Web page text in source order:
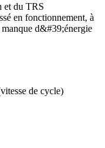
et du TRS
en fonctionnement, à
d&#39;énergie
de cycle)